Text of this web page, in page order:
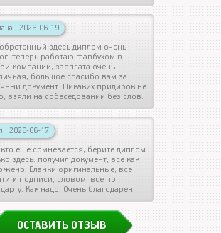
| 2026-06-19
здесь диплом очень
теперь работаю главбухом в
компании, зарплата очень
большое спасибо вам за
документ. Никаких придирок не
взяли на собеседовании без слов.
| 2026-06-17
кто еще сомневается, берите диплом
здесь: получил документ, все как
Бланки оригинальные, все
и подписи, словом, все по
Как надо. Очень благодарен.
ОСТАВИТЬ ОТЗЫВ